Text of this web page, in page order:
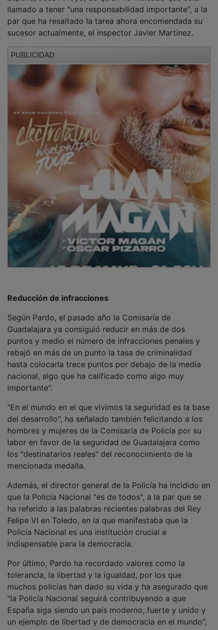
par que ha resaltado la tarea ahora encomendada su
sucesor actualmente, el inspector Javier Martínez.
Según Pardo, el pasado año la Comisaría de
Guadalajara ya consiguió reducir en más de dos
puntos y medio el número de infracciones penales y
rebajó en más de un punto la tasa de criminalidad
hasta colocarla trece puntos por debajo de la media
nacional, algo que ha calificado como algo muy
importante".
"En el mundo en el que vivimos la seguridad es la base
del desarrollo", ha señalado también felicitando a los
hombres y mujeres de la Comisaría de Policía por su
labor en favor de la seguridad de Guadalajara como
los "destinatarios reales" del reconocimiento de la
mencionada medalla.
Además, el director general de la Policía ha incidido en
que la Policía Nacional "es de todos", a la par que se
ha referido a las palabras recientes palabras del Rey
Felipe VI en Toledo, en la que manifestaba que la
Policía Nacional es una institución crucial e
indispensable para la democracia.
Por último, Pardo ha recordado valores como la
tolerancia, la libertad y la igualdad, por los que
muchos policías han dado su vida y ha asegurado que
"la Policía Nacional seguirá contribuyendo a que
España siga siendo un país moderno, fuerte y unido y
un ejemplo de libertad y de democracia en el mundo",
ha apostillado.